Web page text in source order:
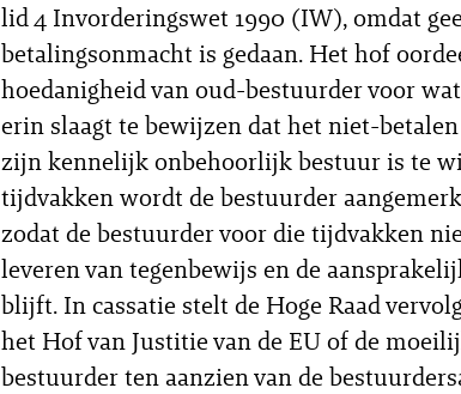
lid 4 Invorderingswet 1990 (IW), omdat
betalingsonmacht is gedaan. Het hof
hoedanigheid van oud-bestuurder voor
erin slaagt te bewijzen dat het niet-
zijn kennelijk onbehoorlijk bestuur is te
tijdvakken wordt de bestuurder
zodat de bestuurder voor die tijdvakken
leveren van tegenbewijs en de
blijft. In cassatie stelt de Hoge Raad
het Hof van Justitie van de EU of de
bestuurder ten aanzien van de